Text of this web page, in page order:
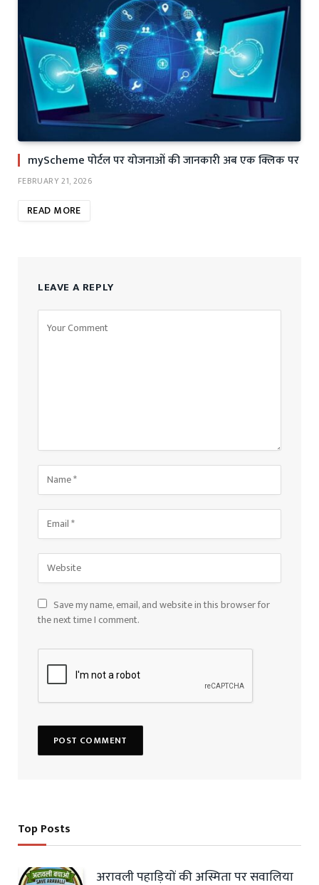
myScheme पोर्टल पर योजनाओं की जानकारी अब एक क्लिक पर
FEBRUARY 21, 2026
READ MORE
LEAVE A REPLY
Save my name, email, and website in this browser for
the next time I comment.
Top Posts
अरावली पहाड़ियों की अस्मिता पर सवालिया